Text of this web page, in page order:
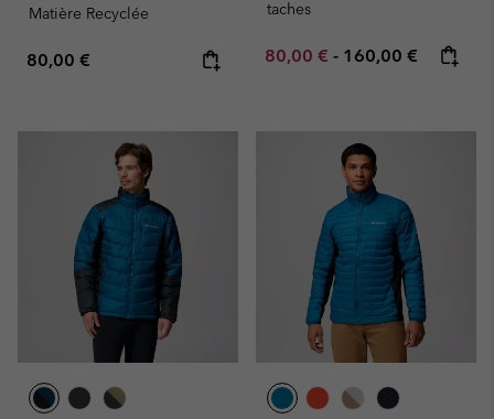
Matière Recyclée
Regular price:
80,00 €
taches
Minimum sale price:
80,00 € - Maximum price:
160,00 €